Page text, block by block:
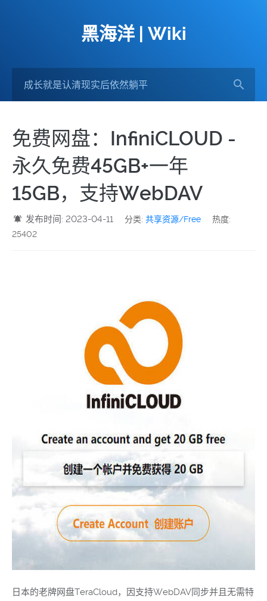
黑海洋 | Wiki
免费网盘：InfiniCLOUD -
永久免费45GB+一年
15GB，支持WebDAV
发布时间: 2023-04-11 分类:共享资源/Free
热度:
25402
日本的老牌网盘TeraCloud，因支持WebDAV同步并且无需特